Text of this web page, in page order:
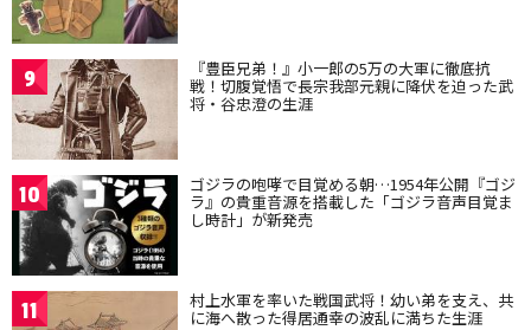
9 『豊臣兄弟！』小一郎の5万の大軍に徹底抗
戦！切腹覚悟で長宗我部元親に降伏を迫った武
将・谷忠澄の生涯
10 ゴジラの咆哮で目覚める朝…1954年公開『ゴジ
ラ』の貴重音源を搭載した「ゴジラ音声目覚ま
し時計」が新発売
11 村上水軍を率いた戦国武将！幼い弟を支え、共
に海へ散った得居通幸の波乱に満ちた生涯